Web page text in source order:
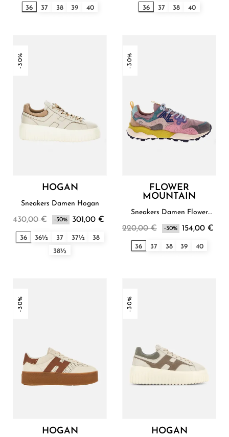
36 37 38 39 40 36 37 38 40
-30%
HOGAN
Sneakers Damen Hogan
430,00 € -30% 301,00 €
36 36½ 37 37½
38
38½
-30%
FLOWER
MOUNTAIN
Sneakers Damen Flower
220,00 € -30% 154,00 €
36 37 38 39 40
-30%
HOGAN
-30%
HOGAN